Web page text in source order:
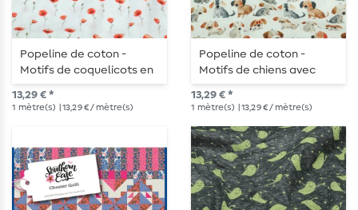
Popeline de coton -
Motifs de coquelicots en
impression numérique,
couleur Ecru
13,29 € *
1 mètre(s) | 13,29 € / mètre(s)
Popeline de coton -
Motifs de chiens avec
impression numérique,
Beige
13,29 € *
1 mètre(s) | 13,29 € / mètre(s)